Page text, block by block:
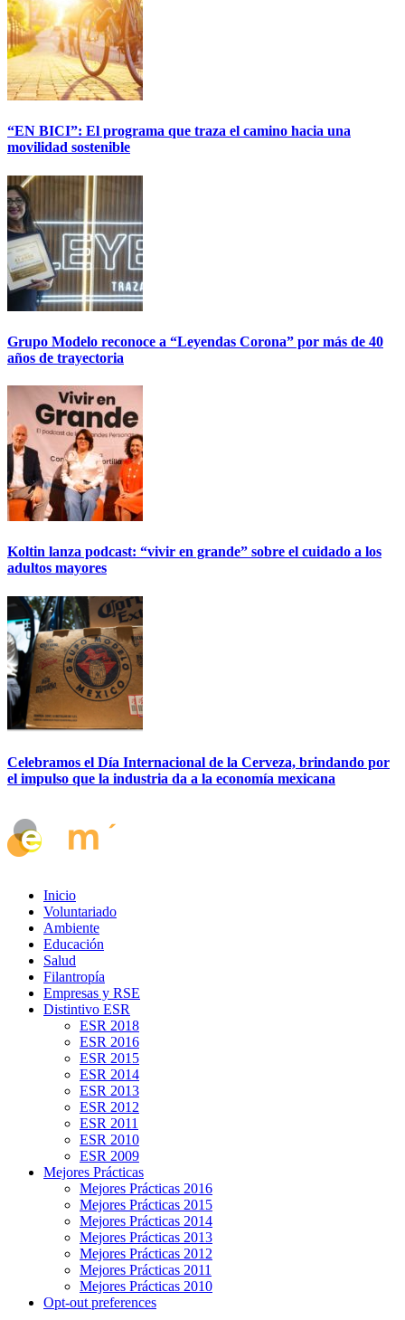
“EN BICI”: El programa que traza el camino hacia una
movilidad sostenible
Grupo Modelo reconoce a “Leyendas Corona” por más de 40
años de trayectoria
Koltin lanza podcast: “vivir en grande” sobre el cuidado a los
adultos mayores
Celebramos el Día Internacional de la Cerveza, brindando por
el impulso que la industria da a la economía mexicana
Inicio
Voluntariado
Ambiente
Educación
Salud
Filantropía
Empresas y RSE
Distintivo ESR
ESR 2018
ESR 2016
ESR 2015
ESR 2014
ESR 2013
ESR 2012
ESR 2011
ESR 2010
ESR 2009
Mejores Prácticas
Mejores Prácticas 2016
Mejores Prácticas 2015
Mejores Prácticas 2014
Mejores Prácticas 2013
Mejores Prácticas 2012
Mejores Prácticas 2011
Mejores Prácticas 2010
Opt-out preferences